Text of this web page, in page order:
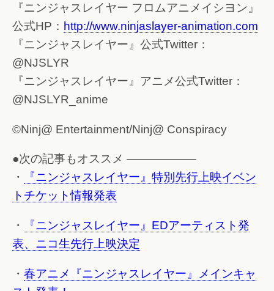
『ニンジャスレイヤー フロムアニメイシヨン』
公式HP： http://www.ninjaslayer-animation.com
『ニンジャスレイヤー』公式Twitter：
@NJSLYR
『ニンジャスレイヤー』アニメ公式Twitter：
@NJSLYR_anime
©Ninj@ Entertainment/Ninj@ Conspiracy
●次の記事もオススメ ——————
・
『ニンジャスレイヤー』特別先行上映イベン
トチケット情報発表
・
『ニンジャスレイヤー』EDアーティスト発
表、ニコ生先行上映決定
・ 春アニメ『ニンジャスレイヤー』メインキャ